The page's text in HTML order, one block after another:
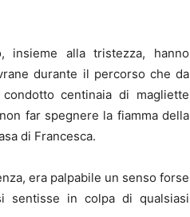
insieme alla tristezza, hanno
durante il percorso che da
centinaia di magliette
far spegnere la fiamma della
di Francesca.
era palpabile un senso forse
sentisse in colpa di qualsiasi